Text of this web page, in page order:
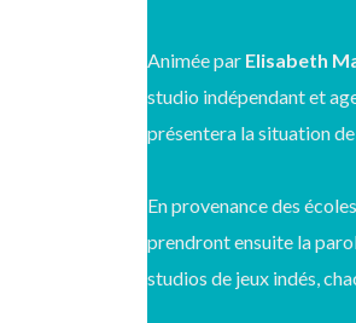
Animée par Elisabeth
studio indépendant et
présentera la situation
En provenance des
prendront ensuite la
studios de jeux indés,